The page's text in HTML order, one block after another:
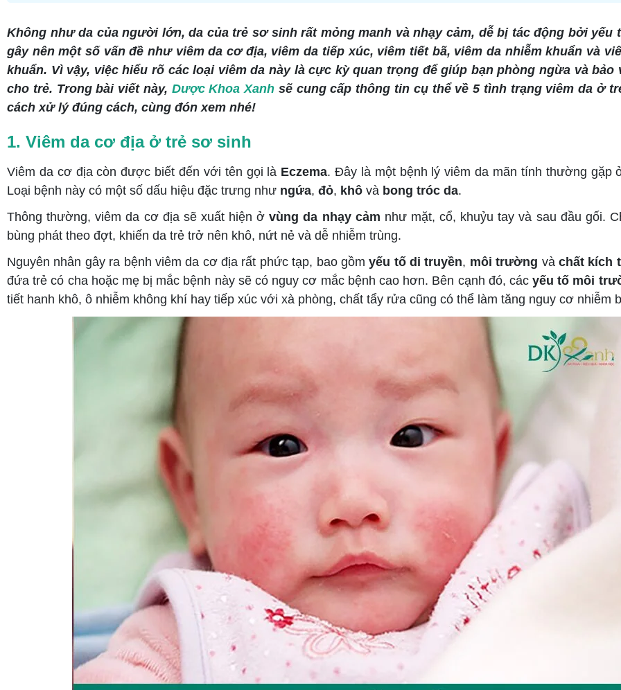
Không như da của người lớn, da của trẻ sơ sinh rất mỏng manh và nhạy cảm, dễ bị tác động bởi yếu
gây nên một số vấn đề như viêm da cơ địa, viêm da tiếp xúc, viêm tiết bã, viêm da nhiễm khuẩn và
khuẩn. Vì vậy, việc hiểu rõ các loại viêm da này là cực kỳ quan trọng để giúp bạn phòng ngừa và bảo
cho trẻ. Trong bài viết này, Dược Khoa Xanh sẽ cung cấp thông tin cụ thể về 5 tình trạng viêm da ở
cách xử lý đúng cách, cùng đón xem nhé!
1. Viêm da cơ địa ở trẻ sơ sinh
Viêm da cơ địa còn được biết đến với tên gọi là Eczema. Đây là một bệnh lý viêm da mãn tính thường gặp
Loại bệnh này có một số dấu hiệu đặc trưng như ngứa, đỏ, khô và bong tróc da.
Thông thường, viêm da cơ địa sẽ xuất hiện ởvùng da nhạy cảm như mặt, cổ, khuỷu tay và sau đầu gối.
bùng phát theo đợt, khiến da trẻ trở nên khô, nứt nẻ và dễ nhiễm trùng.
Nguyên nhân gây ra bệnh viêm da cơ địa rất phức tạp, bao gồmyếu tố di truyền, môi trường và chất kích
đứa trẻ có cha hoặc mẹ bị mắc bệnh này sẽ có nguy cơ mắc bệnh cao hơn. Bên cạnh đó, cácyếu tố môi
tiết hanh khô, ô nhiễm không khí hay tiếp xúc với xà phòng, chất tẩy rửa cũng có thể làm tăng nguy cơ nhiễm